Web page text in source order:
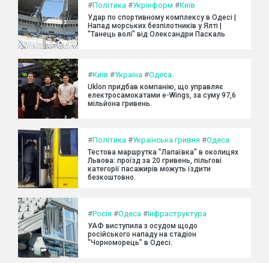
#Політика #Укрінформ #Київ
Удар по спортивному комплексу в Одесі |
Напад морських безпілотників у Ялті |
"Танець волі" від Олександри Паскаль
#Київ #Україна #Одеса
Uklon придбав компанію, що управляє
електросамокатами e-Wings, за суму 97,6
мільйона гривень.
#Політика #Українська гривня #Одеса
Тестова маршрутка "Лапаївка" в околицях
Львова: проїзд за 20 гривень, пільгові
категорії пасажирів можуть їздити
безкоштовно.
#Росія #Одеса #Інфраструктура
УАФ виступила з осудом щодо
російського нападу на стадіон
"Чорноморець" в Одесі.